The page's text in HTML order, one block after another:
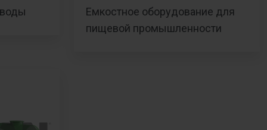
Емкостное оборудование для
пищевой промышленности